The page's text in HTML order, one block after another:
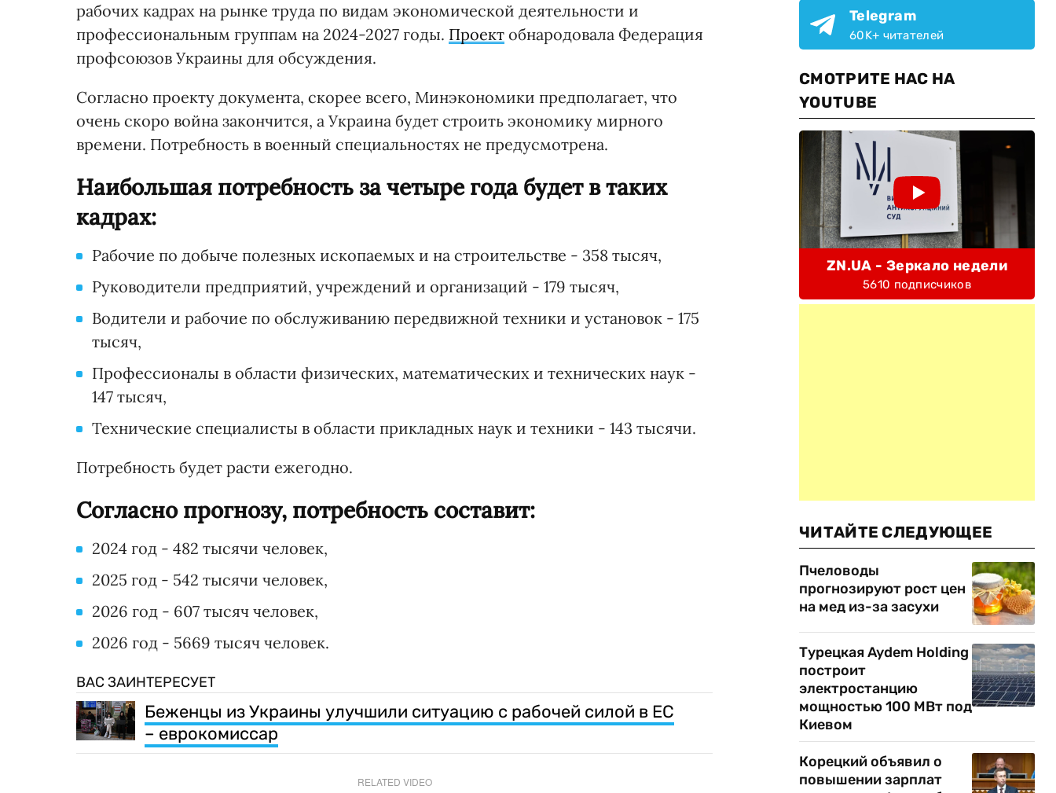
рабочих кадрах на рынке труда по видам экономической деятельности и
профессиональным группам на 2024-2027 годы. Проект обнародовала Федерация
профсоюзов Украины для обсуждения.
Согласно проекту документа, скорее всего, Минэкономики предполагает, что
очень скоро война закончится, а Украина будет строить экономику мирного
времени. Потребность в военный специальностях не предусмотрена.
Наибольшая потребность за четыре года будет в таких
кадрах:
Рабочие по добыче полезных ископаемых и на строительстве - 358 тысяч,
Руководители предприятий, учреждений и организаций - 179 тысяч,
Водители и рабочие по обслуживанию передвижной техники и установок - 175
тысяч,
Профессионалы в области физических, математических и технических наук -
147 тысяч,
Технические специалисты в области прикладных наук и техники - 143 тысячи.
Потребность будет расти ежегодно.
Согласно прогнозу, потребность составит:
2024 год - 482 тысячи человек,
2025 год - 542 тысячи человек,
2026 год - 607 тысяч человек,
2026 год - 5669 тысяч человек.
ВАС ЗАИНТЕРЕСУЕТ
Беженцы из Украины улучшили ситуацию с рабочей силой в ЕС
– еврокомиссар
RELATED VIDEO
Telegram
60K+ читателей
СМОТРИТЕ НАС НА
YOUTUBE
ZN.UA - Зеркало недели
5610 подписчиков
ЧИТАЙТЕ СЛЕДУЮЩЕЕ
Пчеловоды
прогнозируют рост цен
на мед из-за засухи
Турецкая Aydem Holding
построит
электростанцию
мощностью 100 МВт под
Киевом
Корецкий объявил о
повышении зарплат